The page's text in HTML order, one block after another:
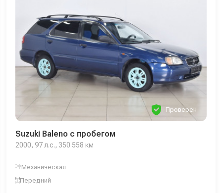
Проверен
Suzuki Baleno с пробегом
2000, 97 л.с., 350 558 км
Механическая
Передний